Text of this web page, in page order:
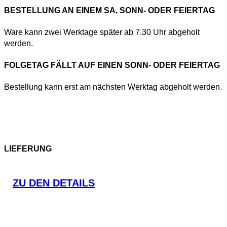
BESTELLUNG AN EINEM SA, SONN- ODER FEIERTAG
Ware kann zwei Werktage später ab 7.30 Uhr abgeholt
werden.
FOLGETAG FÄLLT AUF EINEN SONN- ODER FEIERTAG
Bestellung kann erst am nächsten Werktag abgeholt werden.
LIEFERUNG
ZU DEN DETAILS